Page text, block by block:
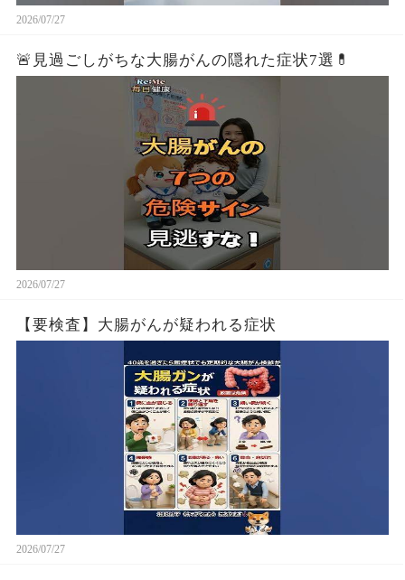
2026/07/27
🚨見過ごしがちな大腸がんの隠れた症状7選💊
2026/07/27
【要検査】大腸がんが疑われる症状
2026/07/27